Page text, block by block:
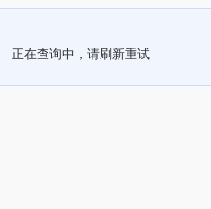
正在查询中，请刷新重试